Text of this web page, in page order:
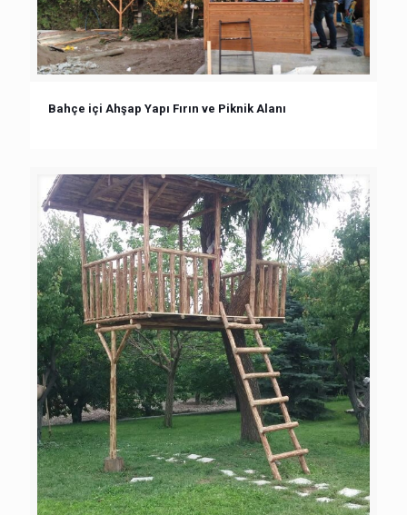
Bahçe içi Ahşap Yapı Fırın ve Piknik Alanı